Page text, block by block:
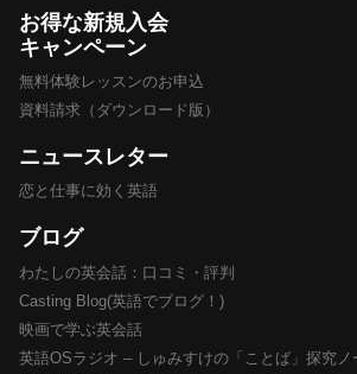
お得な新規入会
キャンペーン
無料体験レッスンのお申込
資料請求（ダウンロード版）
ニュースレター
恋と仕事に効く英語
ブログ
わたしの英会話：口コミ・評判
Casting Blog(英語でブログ！)
映画で学ぶ英会話
英語OSラジオ – しゅみすけの「ことば」探究ノ